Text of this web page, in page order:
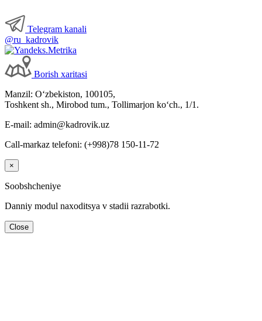
Telegram kanali
@ru_kadrovik
Borish хaritasi
Manzil: Oʻzbekiston, 100105,
Toshkent sh., Mirobod tum., Tollimarjon koʻch., 1/1.
E-mail: admin@kadrovik.uz
Call-markaz telefoni: (+998)78 150-11-72
×
Soobshcheniye
Danniy modul naхoditsya v stadii razrabotki.
Close